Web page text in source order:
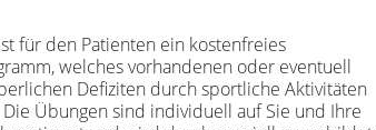
für den Patienten ein kostenfreies
welches vorhandenen oder eventuell
Defiziten durch sportliche Aktivitäten
Übungen sind individuell auf Sie und Ihre